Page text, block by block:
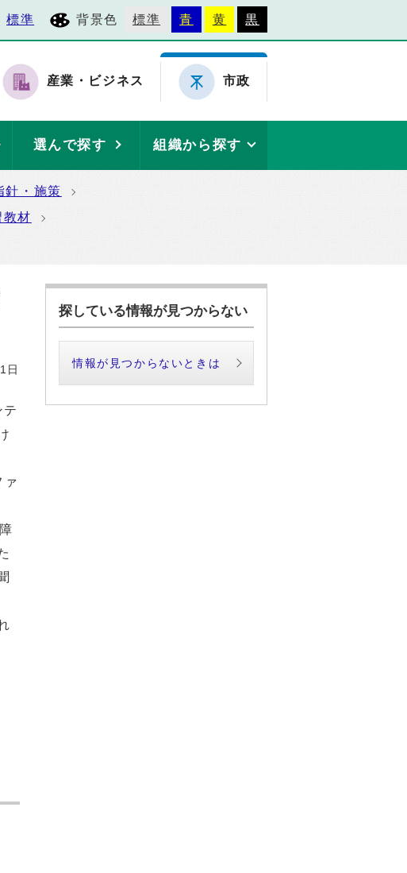
標準 背景色 標準 青 黄 黒
産業・ビジネス 市政
選んで探す 組織から探す
針・施策
教材
日
ァ
探している情報が見つからない
情報が見つからないときは